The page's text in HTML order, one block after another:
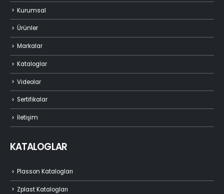
Kurumsal
Ürünler
Markalar
Kataloglar
Videolar
Sertifikalar
İletişim
KATALOGLAR
Plasson Katalogları
Zplast Katalogları